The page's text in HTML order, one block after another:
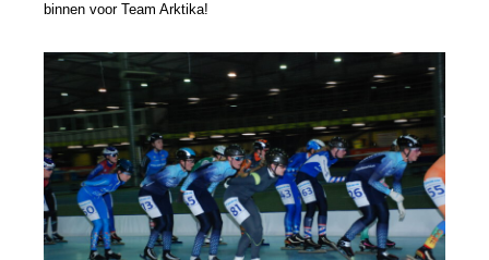
binnen voor Team Arktika!